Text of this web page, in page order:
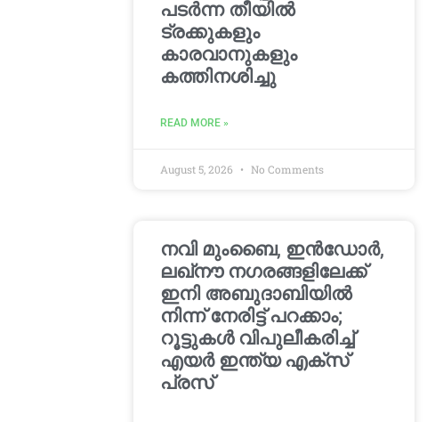
പടർന്ന തീയിൽ
ട്രക്കുകളും
കാരവാനുകളും
കത്തിനശിച്ചു
READ MORE »
August 5, 2026 No Comments
നവി മുംബൈ, ഇൻഡോർ,
ലഖ്നൗ നഗരങ്ങളിലേക്ക്
ഇനി അബുദാബിയിൽ
നിന്ന് നേരിട്ട് പറക്കാം;
റൂട്ടുകൾ വിപുലീകരിച്ച്
എയർ ഇന്ത്യ എക്സ്
പ്രസ്